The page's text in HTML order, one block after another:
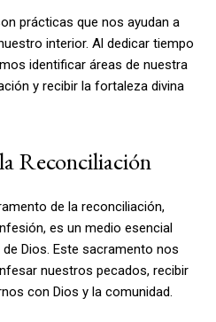
prácticas que nos ayudan a
interior. Al dedicar tiempo
identificar áreas de nuestra
y recibir la fortaleza divina
Reconciliación
de la reconciliación,
es un medio esencial
Dios. Este sacramento nos
nuestros pecados, recibir
con Dios y la comunidad.